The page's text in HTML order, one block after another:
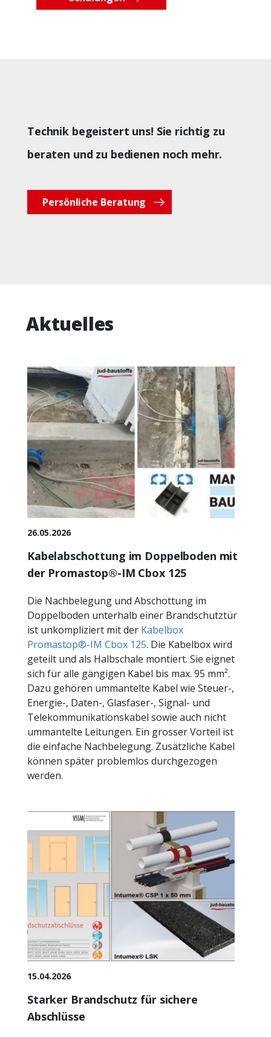
Technik begeistert uns! Sie richtig zu
beraten und zu bedienen noch mehr.
Persönliche Beratung
Aktuelles
26.05.2026
Kabelabschottung im Doppelboden mit
der Promastop®-IM Cbox 125
Die Nachbelegung und Abschottung im
Doppelboden unterhalb einer Brandschutztür
ist unkompliziert mit der Kabelbox
Promastop®-IM Cbox 125. Die Kabelbox wird
geteilt und als Halbschale montiert. Sie eignet
sich für alle gängigen Kabel bis max. 95 mm².
Dazu gehören ummantelte Kabel wie Steuer-,
Energie-, Daten-, Glasfaser-, Signal- und
Telekommunikationskabel sowie auch nicht
ummantelte Leitungen. Ein grosser Vorteil ist
die einfache Nachbelegung. Zusätzliche Kabel
können später problemlos durchgezogen
werden.
15.04.2026
Starker Brandschutz für sichere
Abschlüsse